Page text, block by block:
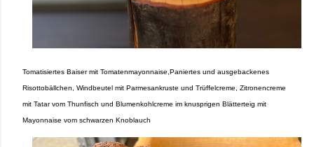
Tomatisiertes Baiser mit Tomatenmayonnaise,Paniertes und ausgebackenes
Risottobällchen, Windbeutel mit Parmesankruste und Trüffelcreme, Zitronencreme
mit Tatar vom Thunfisch und Blumenkohlcreme im knusprigen Blätterteig mit
Mayonnaise vom schwarzen Knoblauch